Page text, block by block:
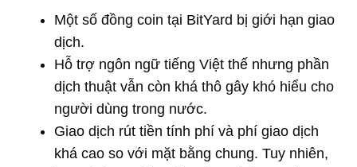
Một số đồng coin tại BitYard bị giới hạn giao
dịch.
Hỗ trợ ngôn ngữ tiếng Việt thế nhưng phần
dịch thuật vẫn còn khá thô gây khó hiểu cho
người dùng trong nước.
Giao dịch rút tiền tính phí và phí giao dịch
khá cao so với mặt bằng chung. Tuy nhiên,